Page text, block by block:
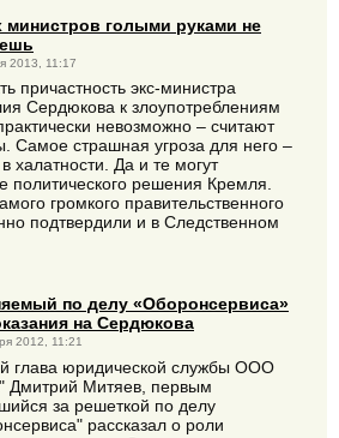
министров голыми руками не
2013, 11:17
причастность экс-министра
Сердюкова к злоупотреблениям
невозможно – считают
Самое страшная угроза для него –
халатности. Да и те могут
политического решения Кремля.
громкого правительственного
подтвердили и в Следственном
по делу «Оборонсервиса»
на Сердюкова
2012, 11:21
глава юридической службы ООО
Дмитрий Митяев, первым
за решеткой по делу
рассказал о роли